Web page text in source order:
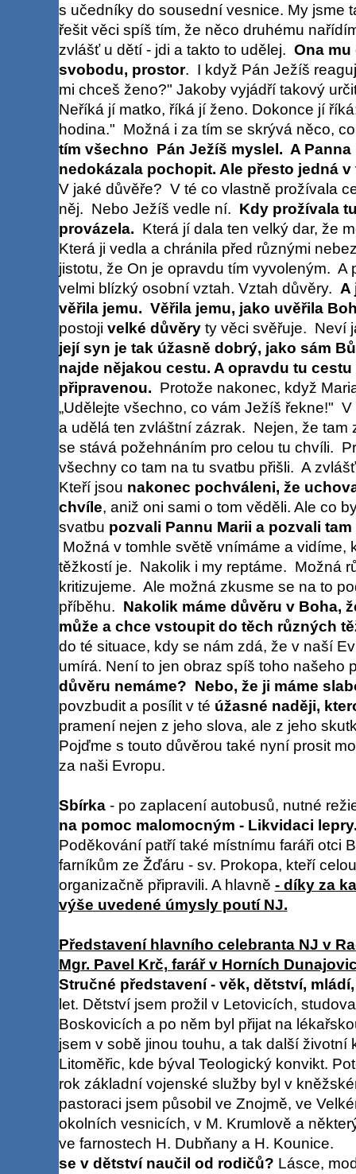
s učedníky do sousední vesnice. My jsme
řešit věci spíš tím, že něco druhému
zvlášť u dětí - jdi a takto to udělej. Ona
svobodu, prostor. I když Pán Ježíš
mi chceš ženo?" Jakoby vyjádří takový
Neříká jí matko, říká jí ženo. Dokonce jí
hodina." Možná i za tím se skrývá něco,
tím všechno Pán Ježíš myslel. A
nedokázala pochopit. Ale přesto jedná
V jaké důvěře? V té co vlastně prožívala
něj. Nebo Ježíš vedle ní. Kdy prožívala
provázela. Která jí dala ten velký dar, že
Která ji vedla a chránila před různými
jistotu, že On je opravdu tím vyvoleným. A
velmi blízký osobní vztah. Vztah důvěry. A
věřila jemu. Věřila jemu, jako uvěřila
postoji velké důvěryty věci svěřuje. Neví
její syn je tak úžasně dobrý, jako sám
najde nějakou cestu. A opravdu tu
připravenou. Protože nakonec, když
„Udělejte všechno, co vám Ježíš řekne!"
a udělá ten zvláštní zázrak. Nejen, že tam
se stává požehnáním pro celou tu chvíli.
všechny co tam na tu svatbu přišli. A
Kteří jsou nakonec pochváleni, že
chvíle, aniž oni sami o tom věděli. Ale co
svatbu pozvali Pannu Marii a pozvali
Možná v tomhle světě vnímáme a vidíme,
těžkostí je. Nakolik i my reptáme. Možná
kritizujeme. Ale možná zkusme se na to
příběhu. Nakolik máme důvěru v Boha,
může a chce vstoupit do těch různých
do té situace, kdy se nám zdá, že v naší
umírá. Není to jen obraz spíš toho našeho
důvěru nemáme? Nebo, že ji máme
povzbudit a posílit v té úžasné naději,
pramení nejen z jeho slova, ale z jeho
Pojďme s touto důvěrou také nyní prosit
za naši Evropu.
Sbírka- po zaplacení autobusů, nutné
na pomoc malomocným - Likvidaci
Poděkování patří také místnímu faráři otci
farníkům ze Žďáru - sv. Prokopa, kteří
organizačně připravili. A hlavně - díky za
výše uvedené úmysly poutí NJ.
Představení hlavního celebranta NJ v
Mgr. Pavel Krč, farář v Horních
Stručné představení - věk, dětství,
let. Dětství jsem prožil v Letovicích,
Boskovicích a po něm byl přijat na
jsem v sobě jinou touhu, a tak další životní
Litoměřic, kde býval Teologický konvikt.
rok základní vojenské služby byl v
pastoraci jsem působil ve Znojmě, ve
okolních vesnicích, v M. Krumlově a
ve farnostech H. Dubňany a H.
se v dětství naučil od rodičů? Lásce,